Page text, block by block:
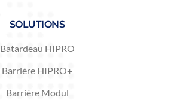
SOLUTIONS
Batardeau HIPRO
Barrière HIPRO+
Barrière Modul